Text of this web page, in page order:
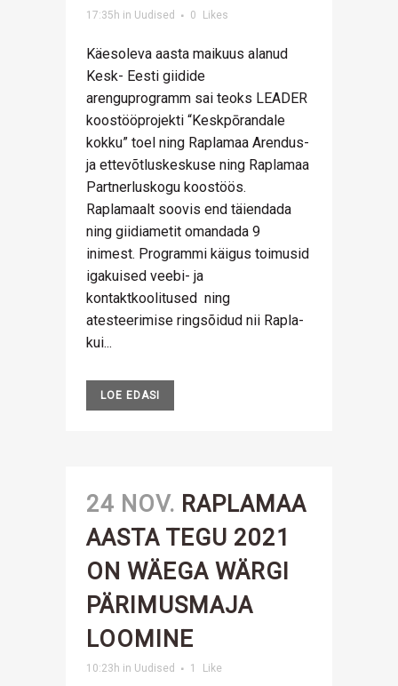
17:35h in Uudised 0 Likes
Käesoleva aasta maikuus alanud
Kesk- Eesti giidide
arenguprogramm sai teoks LEADER
koostööprojekti “Keskpōrandale
kokku” toel ning Raplamaa Arendus-
ja ettevõtluskeskuse ning Raplamaa
Partnerluskogu koostöös.
Raplamaalt soovis end täiendada
ning giidiametit omandada 9
inimest. Programmi käigus toimusid
igakuised veebi- ja
kontaktkoolitused ning
atesteerimise ringsõidud nii Rapla-
kui...
LOE EDASI
24 NOV. RAPLAMAA
AASTA TEGU 2021
ON WÄEGA WÄRGI
PÄRIMUSMAJA
LOOMINE
10:23h in Uudised 1 Like